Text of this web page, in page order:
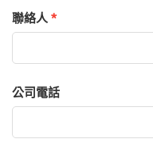
聯絡人 *
公司電話